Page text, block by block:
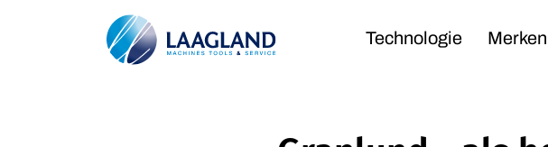
Technologie Merken